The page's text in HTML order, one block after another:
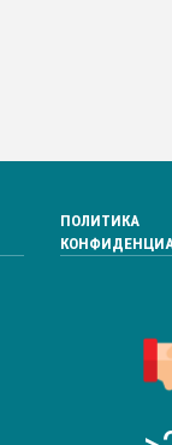
ПОЛИТИКА